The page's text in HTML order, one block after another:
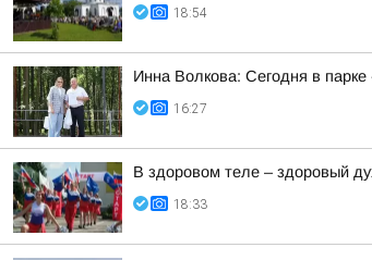
18:54
Инна Волкова: Сегодня в
16:27
В здоровом теле – здоровый
18:33